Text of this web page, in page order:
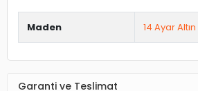
Maden 14 Ayar Altın
Garanti ve Teslimat